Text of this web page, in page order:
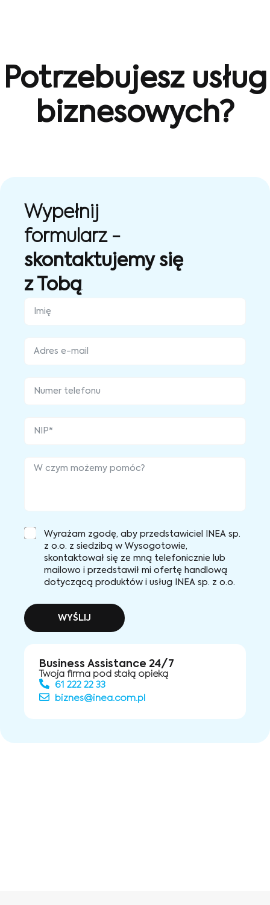
Potrzebujesz usług
biznesowych?
Wypełnij
formularz -
skontaktujemy się
z Tobą
Wyrażam zgodę, aby przedstawiciel INEA sp.
z o.o. z siedzibą w Wysogotowie,
skontaktował się ze mną telefonicznie lub
mailowo i przedstawił mi ofertę handlową
dotyczącą produktów i usług INEA sp. z o.o.
WYŚLIJ
Business Assistance 24/7
Twoja firma pod stałą opieką
61 222 22 33
biznes@inea.com.pl